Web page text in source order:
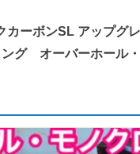
カーボンSL アップグ
グ オーバーホール